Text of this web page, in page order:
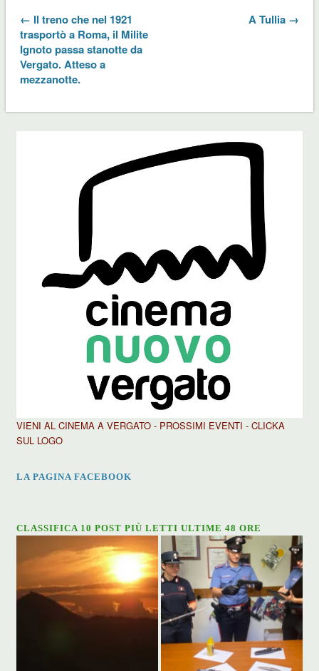
← Il treno che nel 1921
trasportò a Roma, il Milite
Ignoto passa stanotte da
Vergato. Atteso a
mezzanotte.
A Tullia →
VIENI AL CINEMA A VERGATO - PROSSIMI EVENTI - CLICKA
SUL LOGO
LA PAGINA FACEBOOK
CLASSIFICA 10 POST PIÙ LETTI ULTIME 48 ORE